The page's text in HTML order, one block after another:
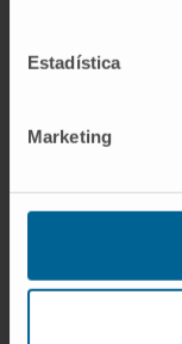
Estadística
Marketing